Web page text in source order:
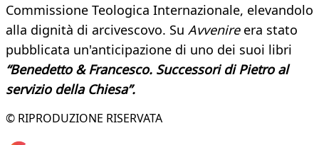
Commissione Teologica Internazionale, elevandolo
alla dignità di arcivescovo. Su Avvenireera stato
pubblicata un'anticipazione di uno dei suoi libri
“Benedetto & Francesco. Successori di Pietro al
servizio della Chiesa”.
© RIPRODUZIONE RISERVATA